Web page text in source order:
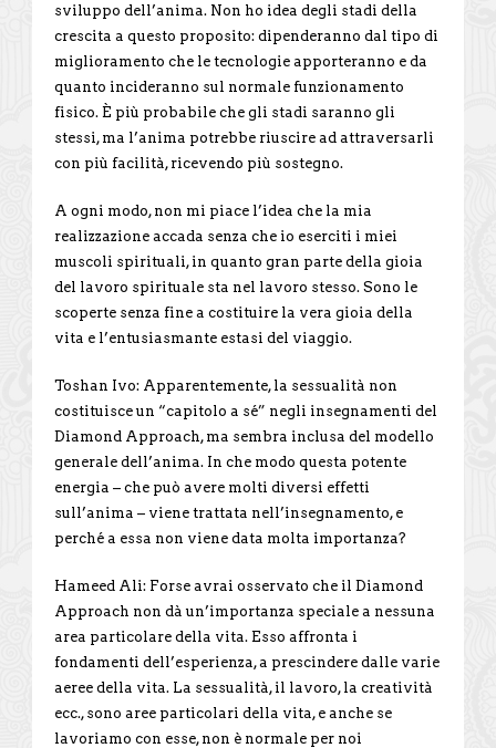
sviluppo dell’anima. Non ho idea degli stadi della
crescita a questo proposito: dipenderanno dal tipo di
miglioramento che le tecnologie apporteranno e da
quanto incideranno sul normale funzionamento
fisico. È più probabile che gli stadi saranno gli
stessi, ma l’anima potrebbe riuscire ad attraversarli
con più facilità, ricevendo più sostegno.
A ogni modo, non mi piace l’idea che la mia
realizzazione accada senza che io eserciti i miei
muscoli spirituali, in quanto gran parte della gioia
del lavoro spirituale sta nel lavoro stesso. Sono le
scoperte senza fine a costituire la vera gioia della
vita e l’entusiasmante estasi del viaggio.
Toshan Ivo: Apparentemente, la sessualità non
costituisce un “capitolo a sé” negli insegnamenti del
Diamond Approach, ma sembra inclusa del modello
generale dell’anima. In che modo questa potente
energia – che può avere molti diversi effetti
sull’anima – viene trattata nell’insegnamento, e
perché a essa non viene data molta importanza?
Hameed Ali: Forse avrai osservato che il Diamond
Approach non dà un’importanza speciale a nessuna
area particolare della vita. Esso affronta i
fondamenti dell’esperienza, a prescindere dalle varie
aeree della vita. La sessualità, il lavoro, la creatività
ecc., sono aree particolari della vita, e anche se
lavoriamo con esse, non è normale per noi